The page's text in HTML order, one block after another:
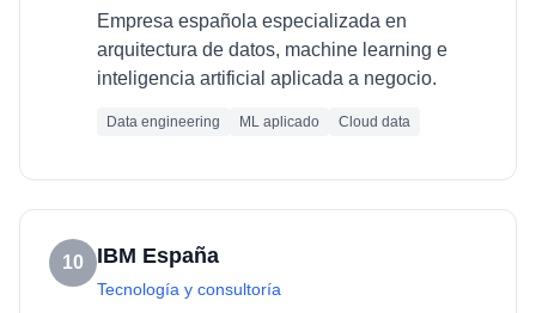
Empresa española especializada en
arquitectura de datos, machine learning e
inteligencia artificial aplicada a negocio.
Data engineering ML aplicado Cloud data
10 IBM España
Tecnología y consultoría